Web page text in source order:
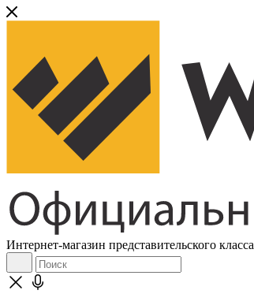
Интернет-магазин представительского класса